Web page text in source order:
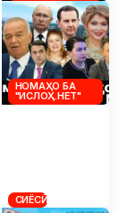
НОМАҲО БА
"ИСЛОҲ.НЕТ"
СИЁСӢ